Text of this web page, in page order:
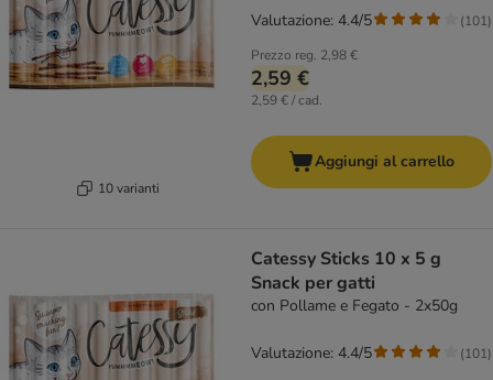
10 varianti
Prezzo reg. 2,98 €
2,59 €
2,59 € / cad.
Valutazione: 4.4/5 (101)
Aggiungi al carrello
Catessy Sticks 10 x 5 g
Snack per gatti
con Pollame e Fegato - 2x50g
Valutazione: 4.4/5 (101)